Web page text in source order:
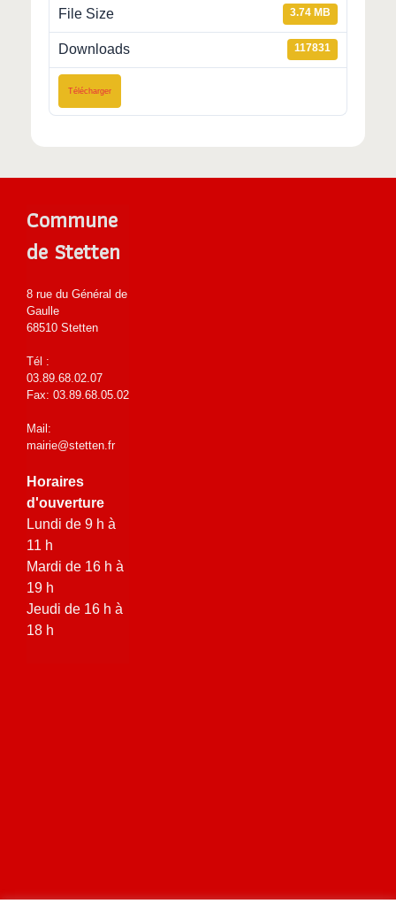
File Size 3.74 MB
Downloads 117831
Télécharger
Commune
de Stetten
8 rue du Général de
Gaulle
68510 Stetten
Tél :
03.89.68.02.07
Fax: 03.89.68.05.02
Mail:
mairie@stetten.fr
Horaires
d'ouverture
Lundi de 9 h à
11 h
Mardi de 16 h à
19 h
Jeudi de 16 h à
18 h